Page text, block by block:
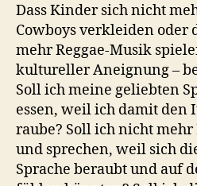
Dass Kinder sich nicht
Cowboys verkleiden oder
mehr Reggae-Musik
kultureller Aneignung –
Soll ich meine geliebten
essen, weil ich damit
raube? Soll ich nicht
und sprechen, weil sich
Sprache beraubt und auf